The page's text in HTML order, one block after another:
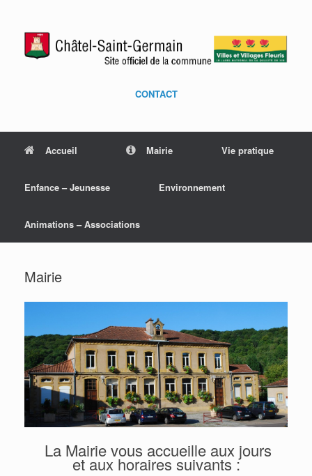
CONTACT
Accueil Mairie Vie pratique
Enfance – Jeunesse Environnement
Animations – Associations
Mairie
La Mairie vous accueille aux jours
et aux horaires suivants :